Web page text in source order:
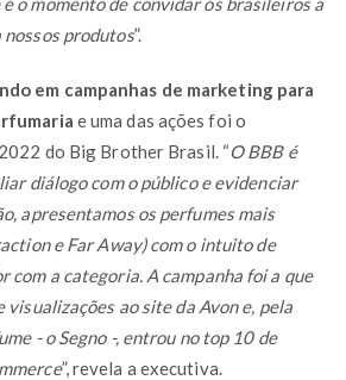
nossos produtos”.
em campanhas de marketing para
e uma das ações foi o
do Big Brother Brasil. “O BBB é
diálogo com o público e evidenciar
apresentamos os perfumes mais
e Far Away) com o intuito de
com a categoria. A campanha foi a que
visualizações ao site da Avon e, pela
- o Segno -, entrou no top 10 de
”, revela a executiva.